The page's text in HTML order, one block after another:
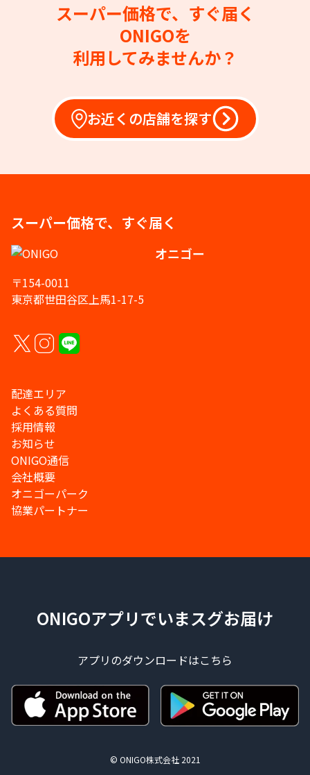
スーパー価格で、すぐ届く
ONIGOを
利用してみませんか？
お近くの店舗を探す
スーパー価格で、すぐ届く
オニゴー
〒154-0011
東京都世田谷区上馬1-17-5
配達エリア
よくある質問
採用情報
お知らせ
ONIGO通信
会社概要
オニゴーパーク
協業パートナー
ONIGOアプリでいまスグお届け
アプリのダウンロードはこちら
© ONIGO株式会社 2021